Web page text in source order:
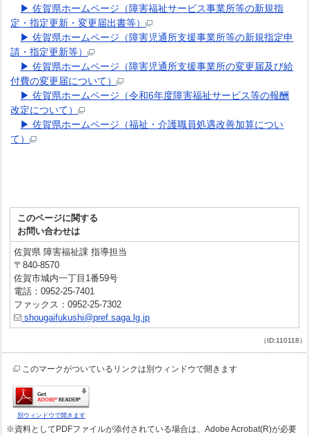
▶ 佐賀県ホームページ（障害福祉サービス事業所等の新規指
定・指定更新・変更届出書等）
▶ 佐賀県ホームページ（障害児通所支援事業所等の新規指定申
請・指定更新等）
▶ 佐賀県ホームページ（障害児通所支援事業所の変更届及び給
付費の変更届について）
▶ 佐賀県ホームページ（令和6年度障害福祉サービス等の報酬
改定について）
▶ 佐賀県ホームページ（福祉・介護職員処遇改善加算につい
て）
このページに関する
お問い合わせは
佐賀県 障害福祉課 指導担当
〒840-8570
佐賀市城内一丁目1番59号
電話：0952-25-7401
ファックス：0952-25-7302
shougaifukushi@pref.saga.lg.jp
（ID:110118）
このマークがついているリンクは別ウィンドウで開きます
別ウィンドウで開きます
※資料としてPDFファイルが添付されている場合は、Adobe Acrobat(R)が必要